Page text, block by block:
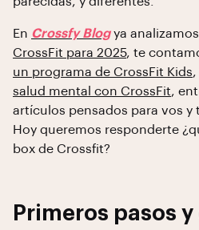
En Crossfy Blogya
CrossFit para 2025, te
un programa de CrossFit Kids,
salud mental con CrossFit,
artículos pensados para vos y
Hoy queremos responderte
box de Crossfit?
Primeros pasos